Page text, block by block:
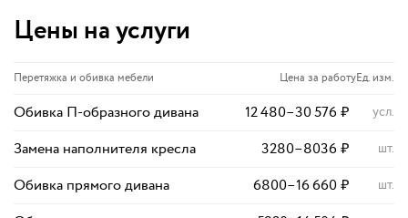
Цены на услуги
Перетяжка и обивка мебели Цена за работуЕд. изм.
Обивка П-образного дивана 12 480–30 576₽ усл.
Замена наполнителя кресла 3280–8036₽ шт.
Обивка прямого дивана 6800–16 660₽ шт.